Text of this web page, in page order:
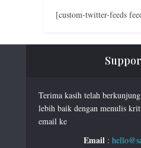
[custom-twitter-feeds
Terima kasih telah
lebih baik dengan menulis
email ke
Email: